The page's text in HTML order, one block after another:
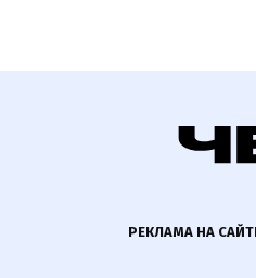
РЕКЛАМА НА